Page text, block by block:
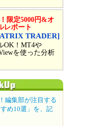
限定5000円&オ
レポート
TRADER]
OK！MT4や
を使った分析
編集部が注目する
め10選」を、記